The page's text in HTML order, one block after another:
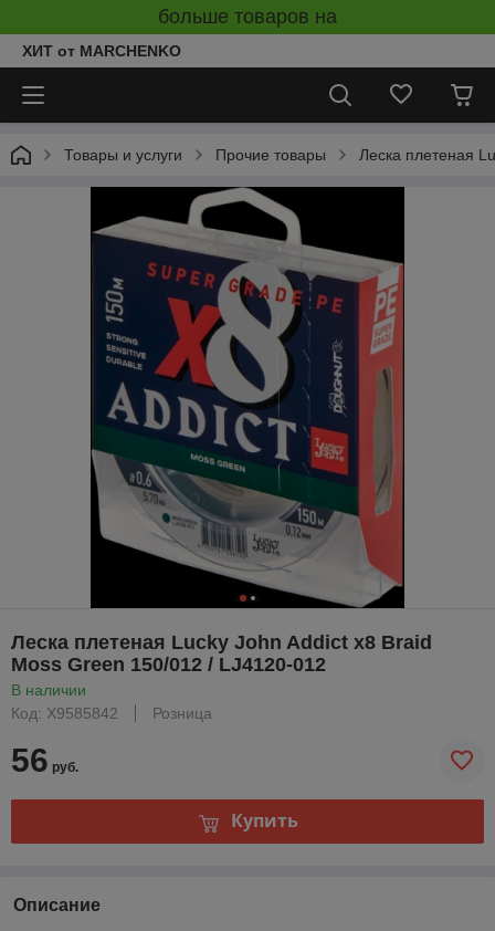
больше товаров на
ХИТ от MARCHENKO
Товары и услуги Прочие товары Леска плетеная
Леска плетеная Lucky John Addict х8 Braid
Moss Green 150/012 / LJ4120-012
В наличии
Код: Х9585842
Розница
56 руб.
Купить
Описание